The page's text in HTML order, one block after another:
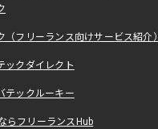
（フリーランス向けサービス紹介）
ックダイレクト
テックルーキー
らフリーランスHub